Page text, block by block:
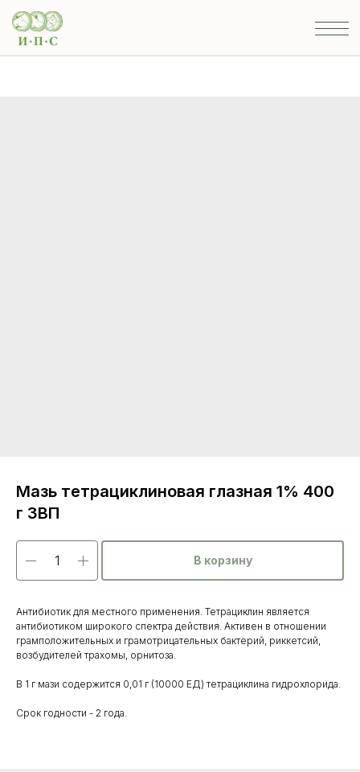
Мазь тетрациклиновая глазная 1% 400
г ЗВП
В корзину
Антибиотик для местного применения. Тетрациклин является
антибиотиком широкого спектра действия. Активен в отношении
грамположительных и грамотрицательных бактерий, риккетсий,
возбудителей трахомы, орнитоза.
В 1 г мази содержится 0,01 г (10000 ЕД) тетрациклина гидрохлорида.
Срок годности - 2 года.
Каталог
товаров
Ветеринарные препараты
Корма, кормовые добавки